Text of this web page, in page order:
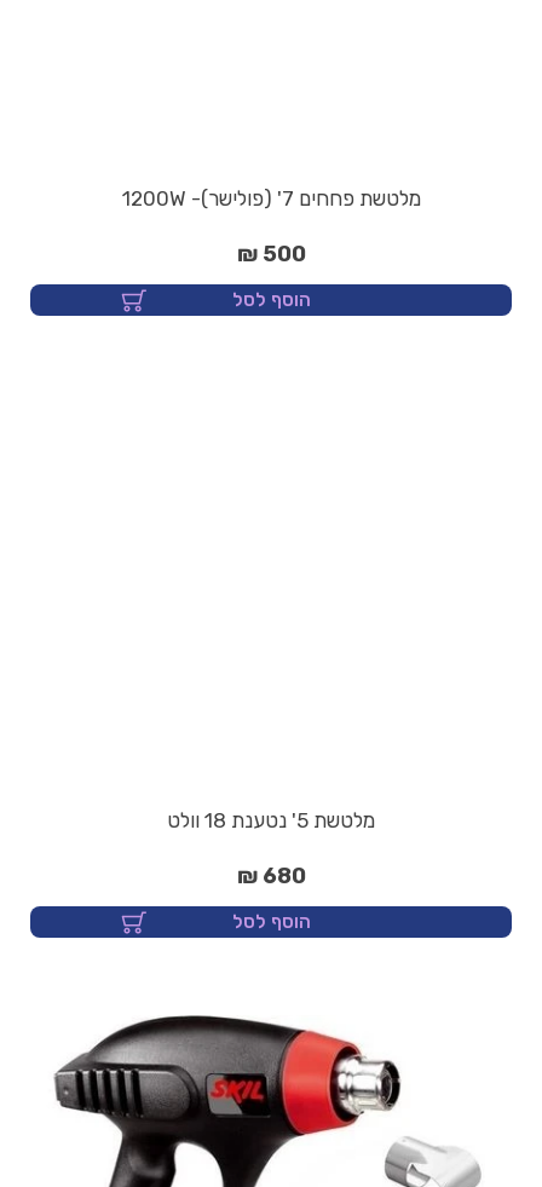
מלטשת פחחים 7' (פולישר)- 1200W
500 ₪
הוסף לסל
מלטשת 5' נטענת 18 וולט
680 ₪
הוסף לסל